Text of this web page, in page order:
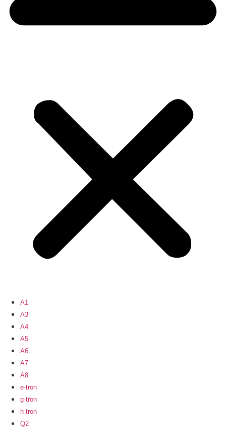
A1
A3
A4
A5
A6
A7
A8
e-tron
g-tron
h-tron
Q2